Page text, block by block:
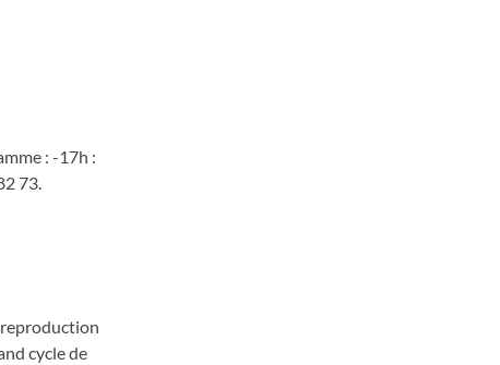
: -17h :
73.
reproduction
cycle de